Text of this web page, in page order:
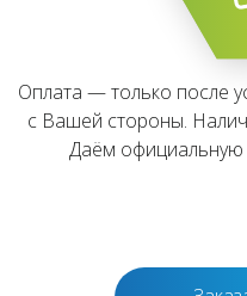
Оплата — только после
с Вашей стороны.
Даём